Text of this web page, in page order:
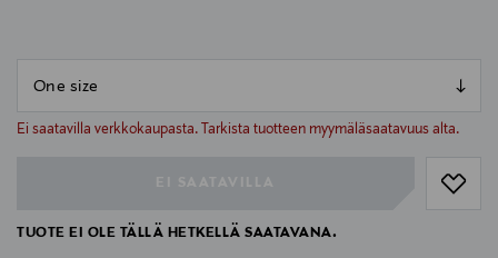
Ei saatavilla verkkokaupasta. Tarkista tuotteen myymäläsaatavuus alta.
null
TUOTE EI OLE TÄLLÄ HETKELLÄ SAATAVANA.